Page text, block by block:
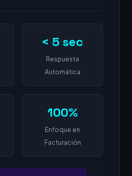
< 5 sec
Respuesta
Automática
100%
Enfoque en
Facturación